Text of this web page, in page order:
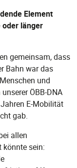
Element
länger
gemeinsam, dass
Bahn war das
und
ÖBB-DNA
E-Mobilität
gab.
allen
könnte sein: